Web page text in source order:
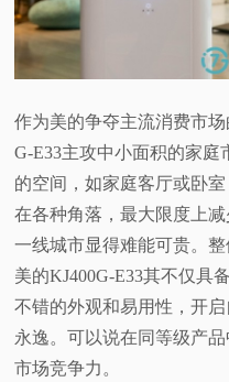
作为美的争夺主流消费市
G-E33主攻中小面积的家庭
的空间，如家庭客厅或卧
在各种角落，最大限度上
一线城市显得难能可贵。
美的KJ400G-E33其不仅具
不错的外观和易用性，开
永逸。可以说在同等级产
市场竞争力。